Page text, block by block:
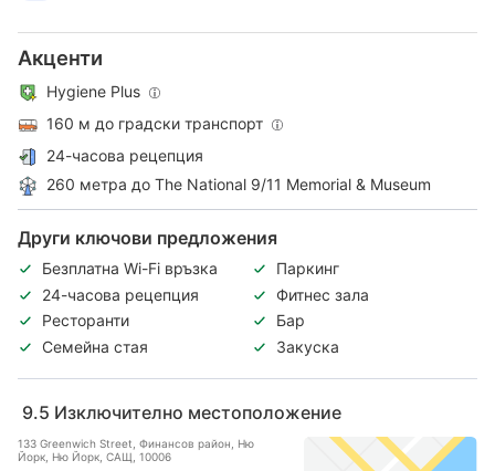
Акценти
Hygiene Plus
160 м до градски транспорт
24-часова рецепция
260 метра до The National 9/11 Memorial & Museum
Други ключови предложения
Безплатна Wi-Fi връзка
Паркинг
24-часова рецепция
Фитнес зала
Ресторанти
Бар
Семейна стая
Закуска
9.5 Изключително местоположение
133 Greenwich Street, Финансов район, Ню
Йорк, Ню Йорк, САЩ, 10006